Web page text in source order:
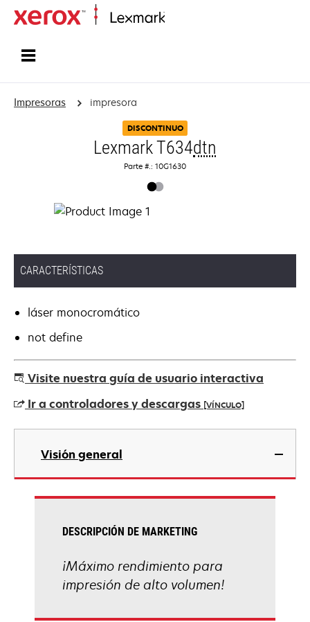
Impresoras impresora
DISCONTINUO
Lexmark T634dtn
Parte #.: 10G1630
CARACTERÍSTICAS
láser monocromático
not define
Visite nuestra guía de usuario interactiva
Ir a controladores y descargas [VÍNCULO]
se
una
pestaña
Visión general
DESCRIPCIÓN DE MARKETING
¡Máximo rendimiento para
impresión de alto volumen!